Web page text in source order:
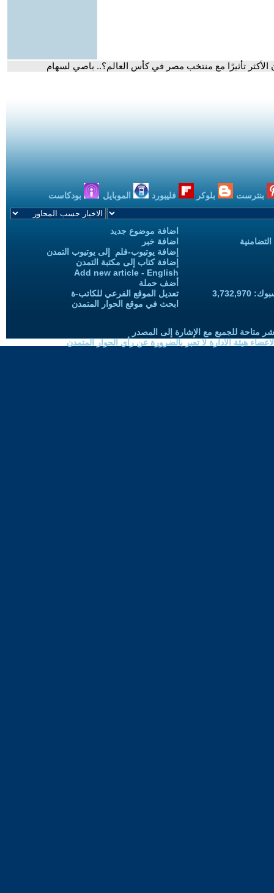
الأكثر تأثيرًا مع منتخب مصر في كأس العالم؟.. باصي لسهام
بنترست بلوكر فليبورد الموبايل بودكاست
اضافة موضوع جديد
اضافة خبر
إضافة يوتيوب-فلم إلى يوتيوب التمدن
إضافة كتاب إلى مكتبة التمدن
Add new article - English
أضف حملة
تعديل الموقع الفرعي للكاتب-ة
ابحث في موقع الحوار المتمدن
متاحة للجميع مع الإشارة إلى المصدر
هيئة الادارة لا تعبر بالضرورة عن رأي الحوار المتمدن